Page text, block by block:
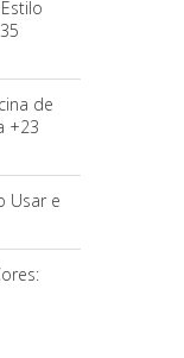
de
+23
Usar e